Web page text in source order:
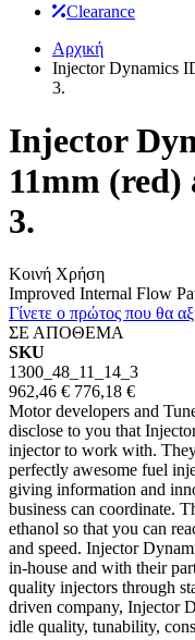
Clearance
Αρχική
Injector Dynamics
3.
Injector
11mm (red)
3.
Κοινή Χρήση
Improved Internal Flow
Γίνετε ο πρώτος που θα
ΣΕ ΑΠΟΘΕΜΑ
SKU
1300_48_11_14_3
962,46 € 776,18 €
Motor developers and
disclose to you that
injector to work with.
perfectly awesome fuel
giving information and
business can coordinate.
ethanol so that you can
and speed. Injector
in-house and with their
quality injectors through
driven company, Injector
idle quality, tunability,